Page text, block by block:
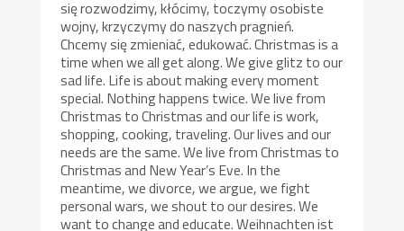
się rozwodzimy, kłócimy, toczymy osobiste
wojny, krzyczymy do naszych pragnień.
Chcemy się zmieniać, edukować. Christmas is a
time when we all get along. We give glitz to our
sad life. Life is about making every moment
special. Nothing happens twice. We live from
Christmas to Christmas and our life is work,
shopping, cooking, traveling. Our lives and our
needs are the same. We live from Christmas to
Christmas and New Year’s Eve. In the
meantime, we divorce, we argue, we fight
personal wars, we shout to our desires. We
want to change and educate. Weihnachten ist